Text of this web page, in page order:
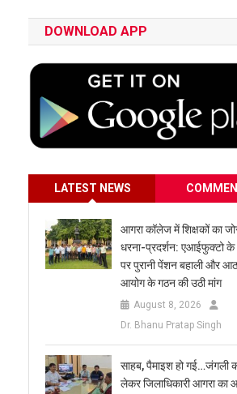
DOWNLOAD APP
LATEST NEWS
आगरा कॉलेज में शिक्षकों का
धरना-प्रदर्शन: एआईफुक्टो के
पर पुरानी पेंशन बहाली और
आयोग के गठन की उठी मांग
August 8, 2026
Dr. Bhanu Pratap Singh
साहब, पैमाइश हो गई…जंगली
लेकर जिलाधिकारी आगरा का